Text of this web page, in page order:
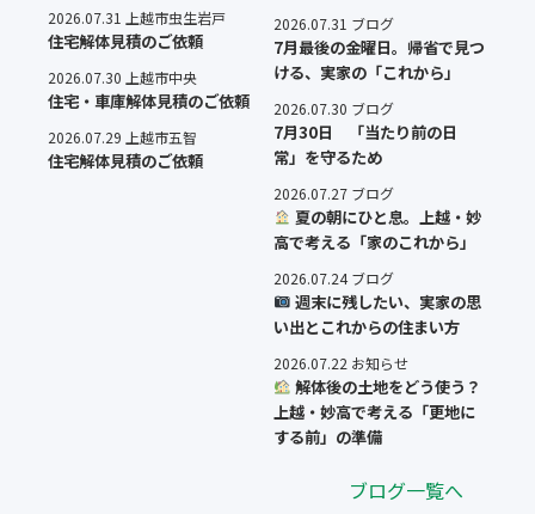
2026.07.31 上越市虫生岩戸
住宅解体見積のご依頼
2026.07.30 上越市中央
住宅・車庫解体見積のご依頼
2026.07.29 上越市五智
住宅解体見積のご依頼
2026.07.31 ブログ
7月最後の金曜日。帰省で見つ
ける、実家の「これから」
2026.07.30 ブログ
7月30日 「当たり前の日
常」を守るため
2026.07.27 ブログ
夏の朝にひと息。上越・妙
高で考える「家のこれから」
2026.07.24 ブログ
週末に残したい、実家の思
い出とこれからの住まい方
2026.07.22 お知らせ
解体後の土地をどう使う？
上越・妙高で考える「更地に
する前」の準備
ブログ一覧へ